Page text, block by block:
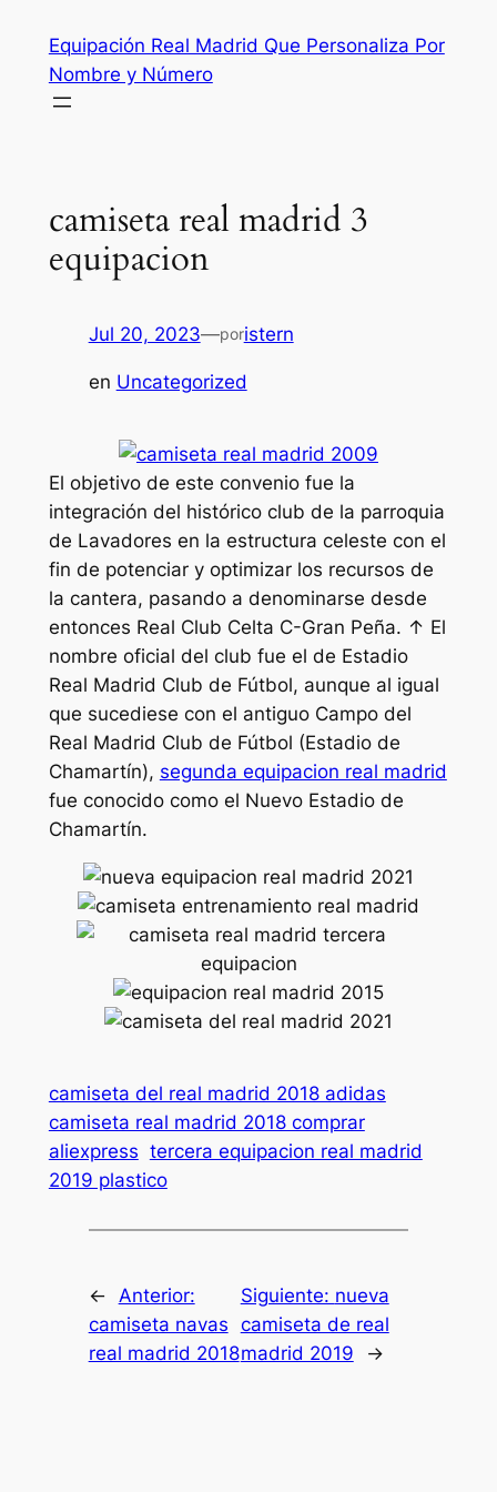
contenido
Equipación Real Madrid Que Personaliza Por
Nombre y Número
camiseta real madrid 3
equipacion
Jul 20, 2023—poristern
en Uncategorized
El objetivo de este convenio fue la
integración del histórico club de la parroquia
de Lavadores en la estructura celeste con el
fin de potenciar y optimizar los recursos de
la cantera, pasando a denominarse desde
entonces Real Club Celta C-Gran Peña. ↑ El
nombre oficial del club fue el de Estadio
Real Madrid Club de Fútbol, aunque al igual
que sucediese con el antiguo Campo del
Real Madrid Club de Fútbol (Estadio de
Chamartín), segunda equipacion real madrid
fue conocido como el Nuevo Estadio de
Chamartín.
camiseta del real madrid 2018 adidas
camiseta real madrid 2018 comprar
aliexpress tercera equipacion real madrid
2019 plastico
←
Anterior:
camiseta navas
real madrid 2018
Siguiente: nueva
camiseta de real
madrid 2019
→